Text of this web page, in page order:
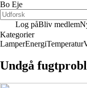
Bo Eje
Log påBliv medlem
Kategorier
LamperEnergiTemperatur
Undgå